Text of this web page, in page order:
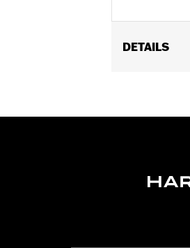
DETAILS
In der Box: